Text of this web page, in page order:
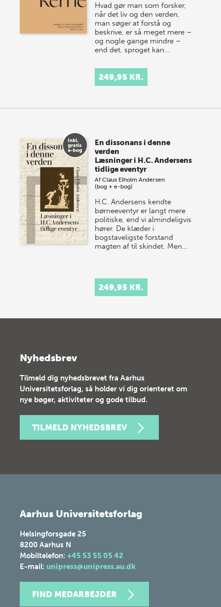
Hvad gør man som forsker,
når det liv og den verden,
man søger at forstå og
beskrive, er så meget mere –
og nogle gange mindre –
end det, sproget kan…
249,95 KR.
En dissonans i denne
verden
Læsninger i H.C. Andersens
tidlige eventyr
AfClaus Elholm Andersen
(bog + e-bog)
H.C. Andersens kendte
børneeventyr er langt mere
politiske, end vi almindeligvis
hører. De klæder i
bogstaveligste forstand
magten af til skindet. Men…
249,95 KR.
Nyhedsbrev
Tilmeld dig nyhedsbrevet fra Aarhus
Universitetsforlag, så holder vi dig orienteret om
nye bøger, aktiviteter og gode tilbud.
TILMELD NYHEDSBREV
Aarhus Universitetsforlag
Helsingforsgade 25
8200 Aarhus N
Mobiltelefon: +45 53 55 05 42
E-mail: unipress@unipress.au.dk
FIND MEDARBEJDER